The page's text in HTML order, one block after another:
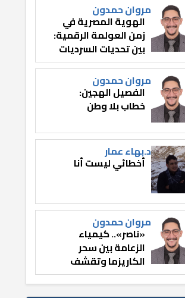
مروان حمدون
الهوية المصرية في
زمن العولمة الرقمية:
بين تحديات السرديات
وصناعة الوعي
مروان حمدون
الفصيل الهجين:
خطاب بلا وطن
د.بهاء عمار
أخطائي ليست أنا
مروان حمدون
«ناصر».. كيمياء
الزعامة بين سحر
الكاريزما وتقشف
الثائر